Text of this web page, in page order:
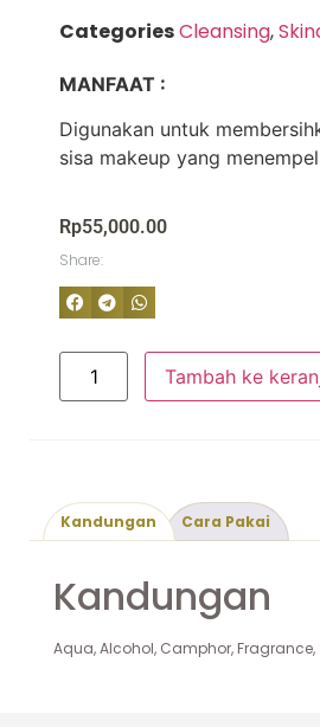
CategoriesCleansing,
MANFAAT :
Digunakan untuk
sisa makeup yang
Rp55,000.00
Share:
Tambah ke
Kandungan Cara Pakai
Kandungan
Aqua, Alcohol, Camphor,